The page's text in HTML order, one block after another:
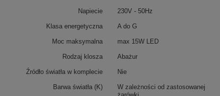
Napiecie 230V - 50Hz
Klasa energetyczna A do G
Moc maksymalna max 15W LED
Rodzaj klosza Abażur
Źródło światła w komplecie Nie
Barwa światła (K)
W zależności od zastosowanej